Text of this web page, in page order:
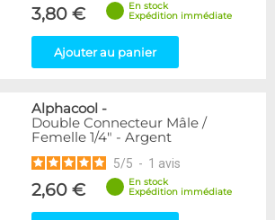
3,80 €
En stock
Expédition immédiate
Ajouter au panier
Alphacool -
Double Connecteur Mâle /
Femelle 1/4" - Argent
5/5 - 1 avis
2,60 €
En stock
Expédition immédiate